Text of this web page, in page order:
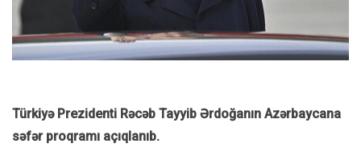
Türkiyə Prezidenti Rəcəb Tayyib Ərdoğanın Azərbaycana
səfər proqramı açıqlanıb.